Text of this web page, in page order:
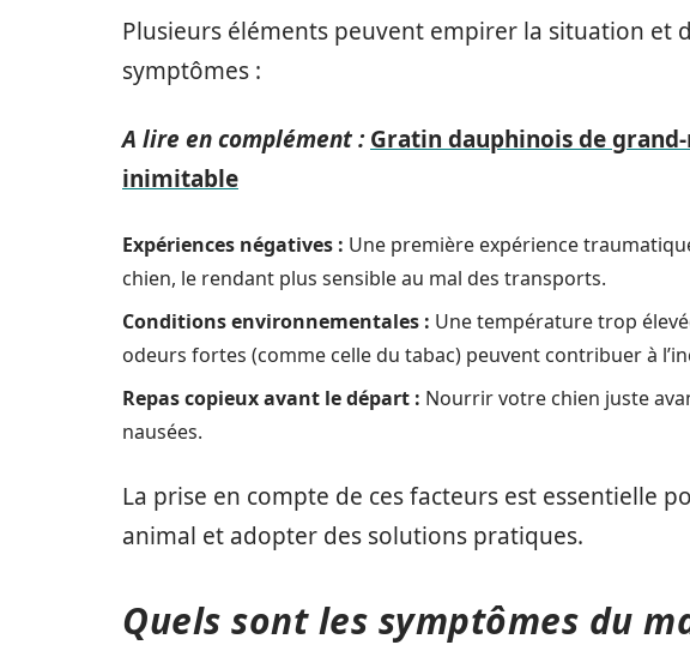
Plusieurs éléments peuvent empirer la situation et
symptômes :
A lire en complément : Gratin dauphinois de
inimitable
Expériences négatives : Une première expérience
chien, le rendant plus sensible au mal des transports.
Conditions environnementales : Une température trop
odeurs fortes (comme celle du tabac) peuvent contribuer à
Repas copieux avant le départ : Nourrir votre chien juste
nausées.
La prise en compte de ces facteurs est essentielle
animal et adopter des solutions pratiques.
Quels sont les symptômes du